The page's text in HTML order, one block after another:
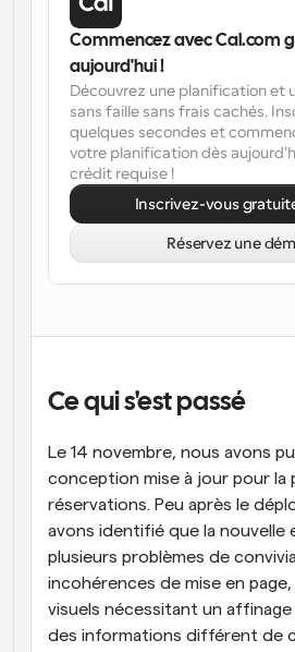
Programmation surpuissante
alimentés par
Flux de travail
Automatiser la planification et
Blog
Restez à jour avec les dernières
jour
Réunions instantanées
Rencontrez des clients en
Liens de groupe dynamique
Réservez facilement des
Ce qui s'est passé
Le 14 novembre, nous avons
conception mise à jour pour la
réservations. Peu après le
avons identifié que la nouvelle
plusieurs problèmes de
incohérences de mise en
visuels nécessitant un
des informations différent de
Commencez avec Cal.com
aujourd'hui !
Découvrez une planification et
sans faille sans frais cachés.
quelques secondes et
votre planification dès
crédit requise !
Inscrivez-vous
Réservez une